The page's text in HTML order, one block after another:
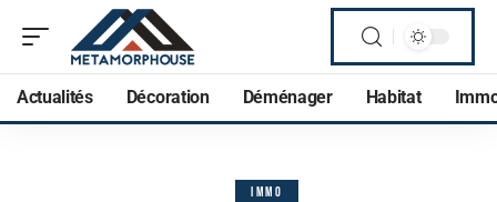
Actualités Décoration Déménager Habitat
IMMO